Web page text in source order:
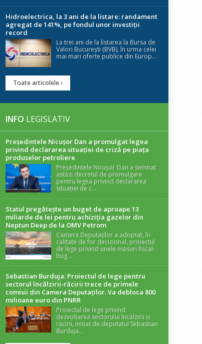
Hidroelectrica, la 3 ani de la listare: randament
agregat de 141%, pe fondul unor investiții
record
La trei ani de la listarea la Bursa de
Valori București (BVB), în urma celei
mai mari oferte publice din Europ...
Toate articolele
INFO LEGISLATIV
Președintele Nicuşor Dan a promulgat legea
privind declararea situaţiei de criză pe piaţa
produselor petroliere
Președintele Nicușor Dan a semnat
astăzi decretul de promulgare
pentru legea privind declararea
situației de c...
Statul pregătește un buget de aproape 13
miliarde de lei pentru achiziția gazelor din
Neptun Deep de la OMV Petrom
Camera Deputaților a adoptat, în
calitate de for decizional, proiectul
de lege privind unele măsuri fiscal-
bug...
Sebastian Burduja: Proiectul de lege pentru
sectorul încălzirii-răcirii trece de primele
comisii din Camera Deputaților. Va debloca 800
milioane euro din PNRR
Proiectul de lege privind
dezvoltarea sectorului încălzirii și
răcirii, inițiat de deputatul Sebastian
Burduja...